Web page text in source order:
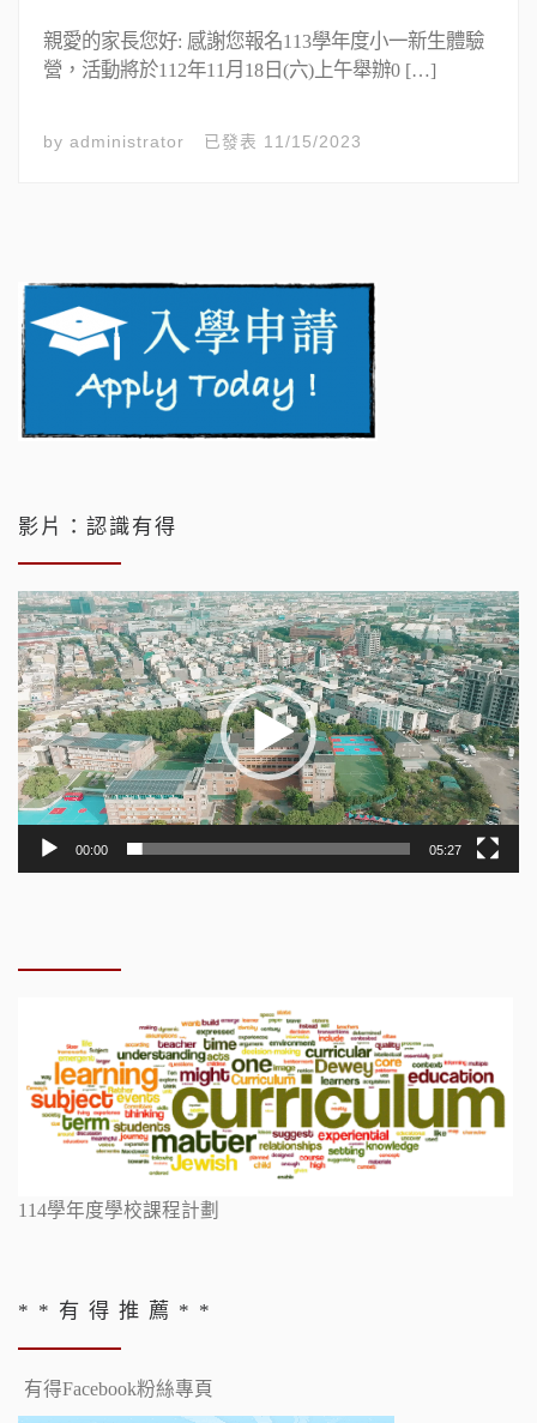
親愛的家長您好: 感謝您報名113學年度小一新生體驗
營，活動將於112年11月18日(六)上午舉辦0 […]
by administrator 已發表 11/15/2023
影片：認識有得
視
訊
播
放
器
00:00 05:27
114學年度學校課程計劃
* * 有 得 推 薦 * *
有得Facebook粉絲專頁